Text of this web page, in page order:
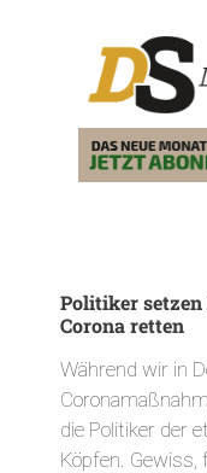
Politiker
Corona retten
Während wir in
die Politiker der
Köpfen.